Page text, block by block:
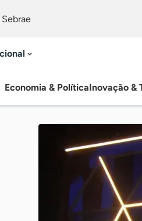
Sebrae
Economia & PolíticaInovação &